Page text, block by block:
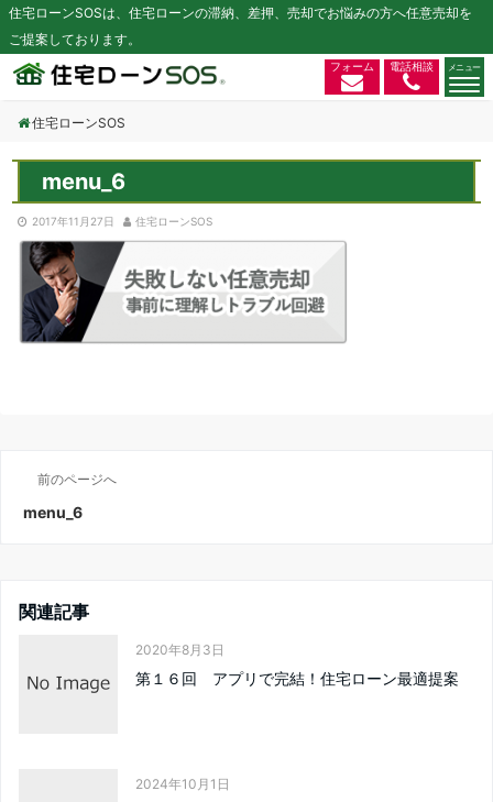
住宅ローンSOSは、住宅ローンの滞納、差押、売却でお悩みの方へ任意売却を
ご提案しております。
フォーム 電話相談
住宅ローンSOS
menu_6
2017年11月27日 住宅ローンSOS
前のページへ
menu_6
関連記事
2020年8月3日
第１６回 アプリで完結！住宅ローン最適提案
2024年10月1日